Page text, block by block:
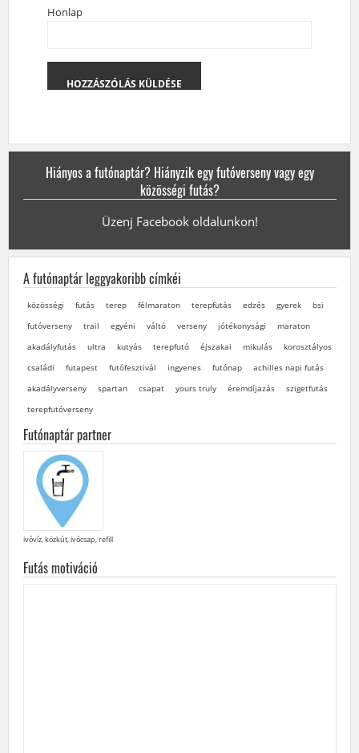
Honlap
Hiányos a futónaptár? Hiányzik egy futóverseny vagy egy
közösségi futás?
Üzenj Facebook oldalunkon!
A futónaptár leggyakoribb címkéi
közösségi futás terep félmaraton terepfutás edzés gyerek
bsi
futóverseny
trail egyéni váltó verseny jótékonysági
maraton
akadályfutás
ultra kutyás terepfutó éjszakai mikulás
korosztályos
családi
futapest futófesztivál ingyenes futónap
achilles napi futás
akadályverseny
spartan csapat yours truly éremdíjazás
szigetfutás
terepfutóverseny
Futónaptár partner
ivóvíz, közkút, ivócsap, refill
Futás motiváció